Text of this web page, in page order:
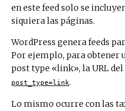
en este feed solo se
siquiera las páginas.
WordPress genera feeds
Por ejemplo, para obtener
post type «link», la URL del
post_type=link.
Lo mismo ocurre con las